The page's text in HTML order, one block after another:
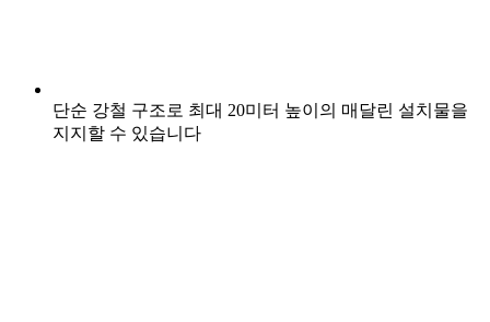
단순 강철 구조로 최대 20미터 높이의 매달린 설치물을
지지할 수 있습니다